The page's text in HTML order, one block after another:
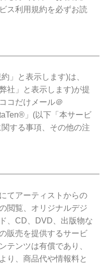
ス利用規約を必ずお読
」と表示します)は、
社」と表示します)が提
コだけメール＠
」(以下「本サービ
する事項、その他の注
てアーティストからの
閲覧、オリジナルデジ
、CD、DVD、出版物な
販売を提供するサービ
テンツは有償であり、
り、商品代や情報料と